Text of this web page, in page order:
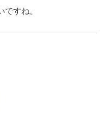
ですね。